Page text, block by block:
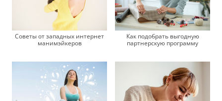
Советы от западных интернет
манимэйкеров
Как подобрать выгодную
партнерскую программу